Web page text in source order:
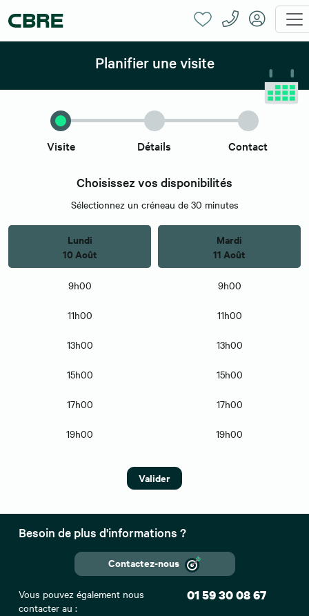
Planifier une visite
Visite Détails Contact
Choisissez vos disponibilités
Sélectionnez un créneau de 30 minutes
Lundi
10 Août
9h00
11h00
13h00
15h00
17h00
19h00
Mardi
11 Août
9h00
11h00
13h00
15h00
17h00
19h00
Valider
Besoin de plus d'informations ?
Contactez-nous
Vous pouvez également nous
contacter au :
01 59 30 08 67